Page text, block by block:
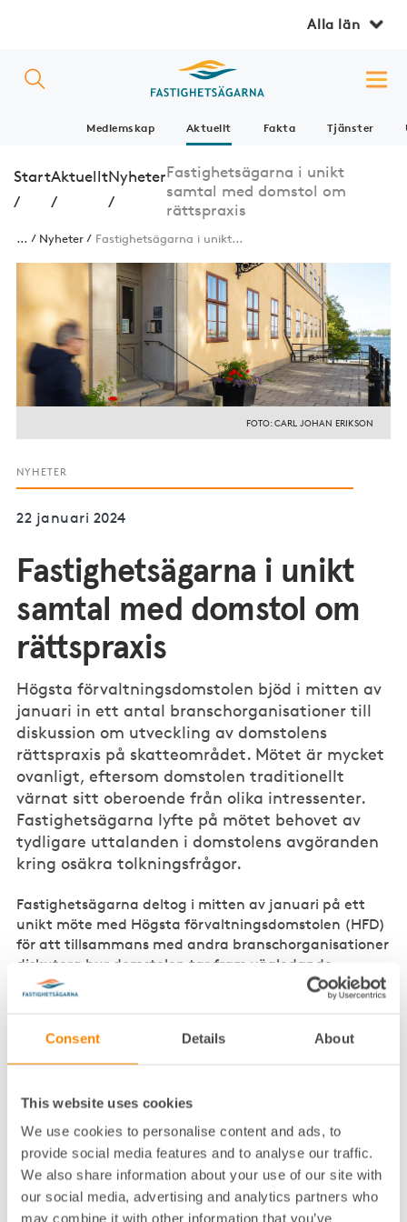
Consent Details About
This website uses cookies
We use cookies to personalise content and ads, to
provide social media features and to analyse our traffic.
We also share information about your use of our site with
our social media, advertising and analytics partners who
may combine it with other information that you’ve
Alla län
Medlemskap Aktuellt Fakta Tjänster
Start
/
Aktuellt
/
Nyheter
/
Fastighetsägarna i unikt
samtal med domstol om
rättspraxis
... Nyheter Fastighetsägarna i unikt...
FOTO: CARL JOHAN ERIKSON
NYHETER
22 januari 2024
Fastighetsägarna i unikt
samtal med domstol om
rättspraxis
Högsta förvaltningsdomstolen bjöd i mitten av
januari in ett antal branschorganisationer till
diskussion om utveckling av domstolens
rättspraxis på skatteområdet. Mötet är mycket
ovanligt, eftersom domstolen traditionellt
värnat sitt oberoende från olika intressenter.
Fastighetsägarna lyfte på mötet behovet av
tydligare uttalanden i domstolens avgöranden
kring osäkra tolkningsfrågor.
Fastighetsägarna deltog i mitten av januari på ett
unikt möte med Högsta förvaltningsdomstolen (HFD)
för att tillsammans med andra branschorganisationer
diskutera hur domstolen tar fram vägledande
rättspraxis, så kallade prejudikat, samt de områden
där det finns behov av mer bindande rättspraxis för
– HFD:s initiativ var unikt eftersom domstolen
fick konkreta förslag på områden där mera praxis
behövs och även uppmaningar att vidga sina vyer
med omvärldsbevakning både i Sverige och
internationellt. Bland annat diskuterades domstolens
kontakt med skattedomare i andra länder och att
man i andra länder i ökad utsträckning översätter